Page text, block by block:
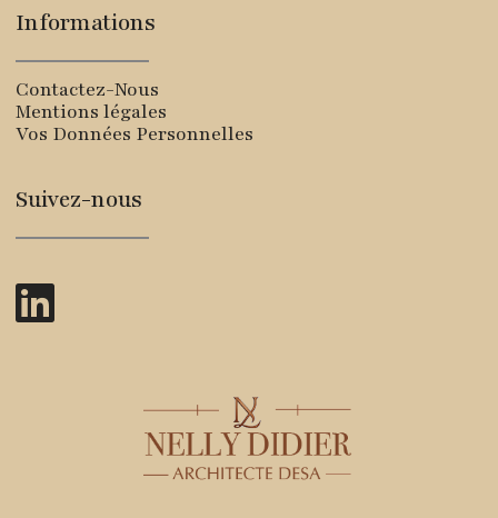
Informations
Contactez-Nous
Mentions légales
Vos Données Personnelles
Suivez-nous